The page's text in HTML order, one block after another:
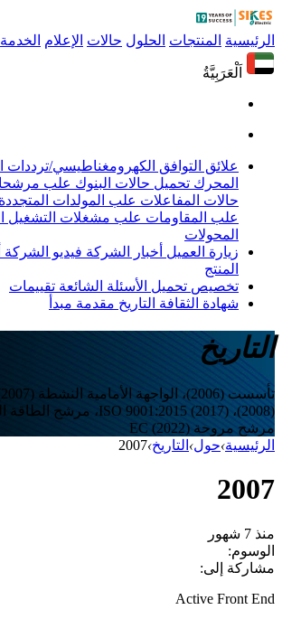
الرئيسية المنتجات الحلول حالات الإعلام الخدمة
اَلْعَرَبِيَّةُ
علائق التوافق الكهرومغناطيسي/ترددات
المحرك تحميل حالات البنوك علب
حالات المفاعلات علب المولدات
علب المقاومات علب مشغلات التشغيل
المحولات
زيارة العميل أخبار الشركة فيديو الشركة
المنتج
تخصيص تحميل الأسئلة الشائعة تقييمات
شهادة الثقافة التاريخ مقدمة مبدأ
التاريخ
مرشح مروحة EC (2022)
الرئيسية›حول› التاريخ›
2007
2007
منذ 7 شهور
الوسوم:
مشاركة إلى:
Active Front End